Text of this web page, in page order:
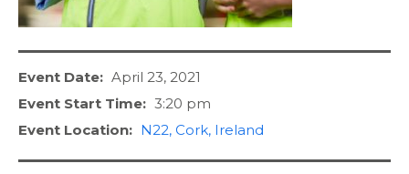
Event Date: April 23, 2021
Event Start Time: 3:20 pm
Event Location: N22, Cork, Ireland